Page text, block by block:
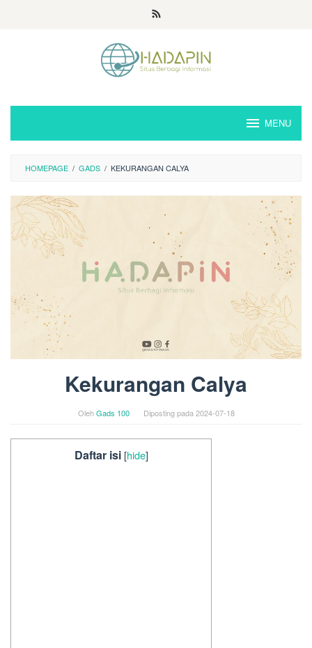
MENU
HOMEPAGE / GADS / KEKURANGAN CALYA
Kekurangan Calya
OlehGads 100 Diposting pada 2024-07-18
Daftar isi [hide]